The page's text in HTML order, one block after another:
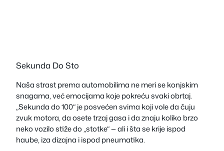
Sekunda Do Sto
Naša strast prema automobilima ne meri se konjskim
snagama, već emocijama koje pokreću svaki obrtaj.
„Sekunda do 100“ je posvećen svima koji vole da čuju
zvuk motora, da osete trzaj gasa i da znaju koliko brzo
neko vozilo stiže do „stotke“ — ali i šta se krije ispod
haube, iza dizajna i ispod pneumatika.